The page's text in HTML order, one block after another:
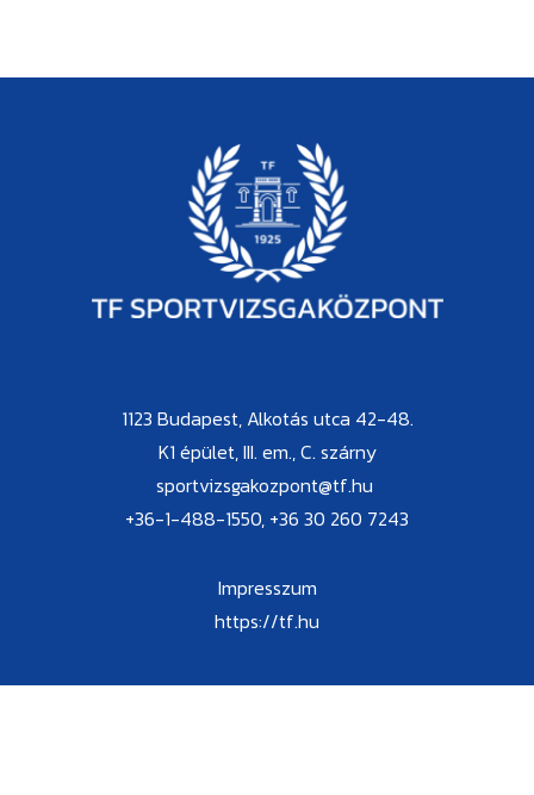
1123 Budapest, Alkotás utca 42-48.
K1 épület, III. em., C. szárny
sportvizsgakozpont@tf.hu
+36-1-488-1550, +36 30 260 7243
Impresszum
https://tf.hu